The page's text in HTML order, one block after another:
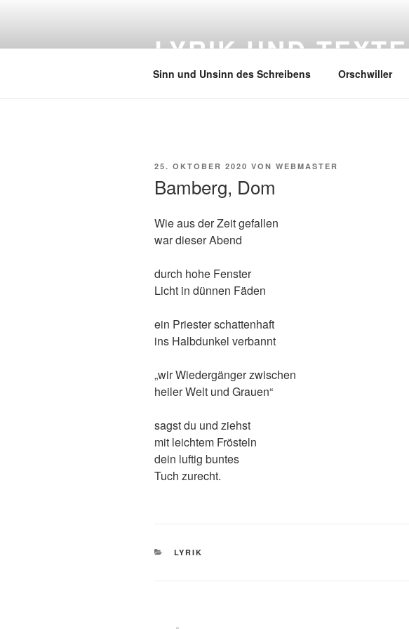
LYRIK UND TEXTE
Sinn und Unsinn des Schreibens Orschwiller
VERÖFFENTLICHT
25. OKTOBER 2020 VON WEBMASTER
Bamberg, Dom
Wie aus der Zeit gefallen
war dieser Abend
durch hohe Fenster
Licht in dünnen Fäden
ein Priester schattenhaft
ins Halbdunkel verbannt
„wir Wiedergänger zwischen
heiler Welt und Grauen“
sagst du und ziehst
mit leichtem Frösteln
dein luftig buntes
Tuch zurecht.
KATEGORIEN
LYRIK